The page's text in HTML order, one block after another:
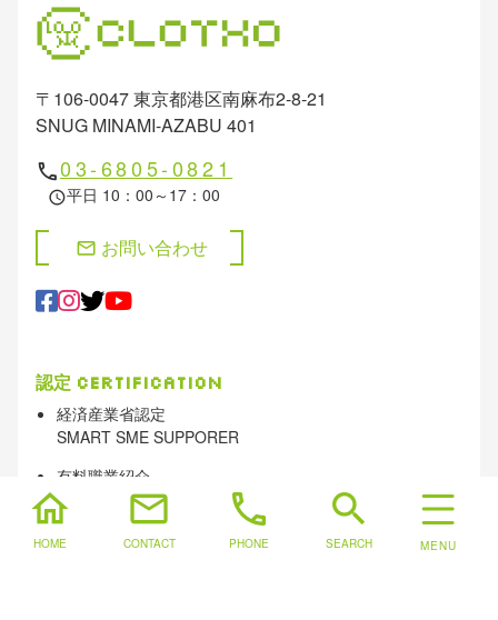
〒106-0047 東京都港区南麻布2-8-21
SNUG MINAMI-AZABU 401
phone03-6805-0821
schedule平日 10：00～17：00
mail お問い合わせ
認定 Certification
経済産業省認定
SMART SME SUPPORER
有料職業紹介
一般派遣免許
宅地建物取引業 東京都知事（1）第112772号
home
HOME
mail
CONTACT
phone
PHONE
search
SEARCH